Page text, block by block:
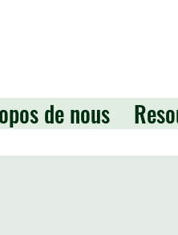
de nous